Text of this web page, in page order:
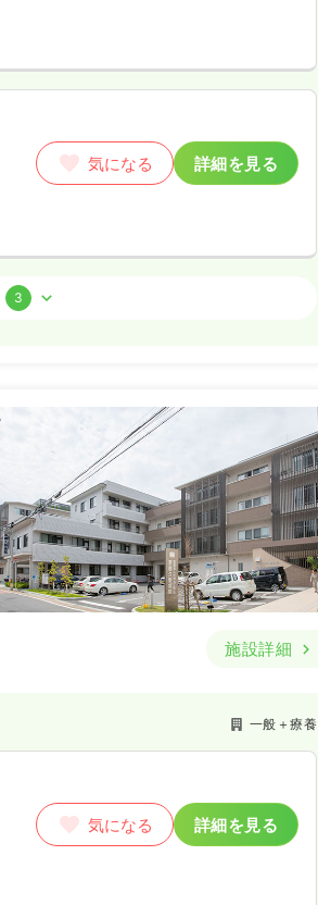
気になる 詳細を見る
一般病院
一時募集休止
詳細を見る
一時募集休止
3
施設詳細
一般＋療養
気になる 詳細を見る